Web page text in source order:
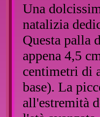
Una
natalizia
Questa palla
appena 4,5
centimetri di
base). La
all'estremità